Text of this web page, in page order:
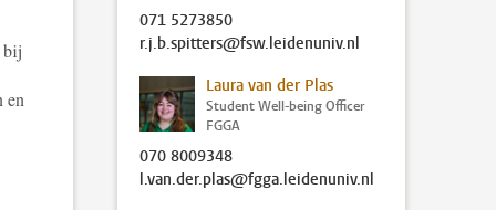
bij
en
071 5273850
r.j.b.spitters@fsw.leidenuniv.nl
Laura van der Plas
Student Well-being Officer
FGGA
070 8009348
l.van.der.plas@fgga.leidenuniv.nl